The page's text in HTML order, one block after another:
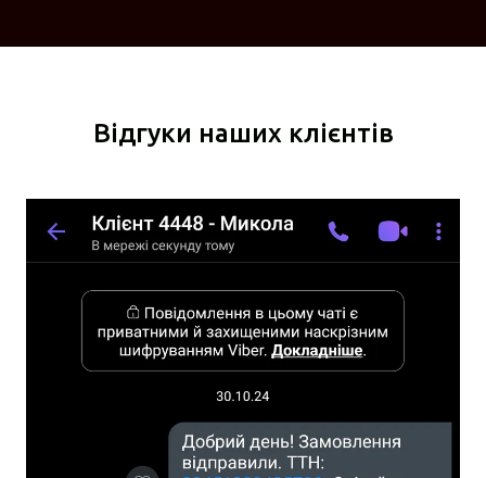
Відгуки наших клієнтів